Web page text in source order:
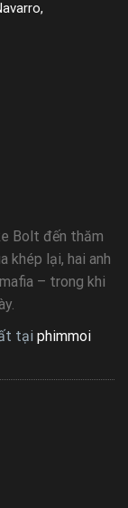
Bolt đến thăm
khép lại, hai anh
– trong khi
tại phimmoi